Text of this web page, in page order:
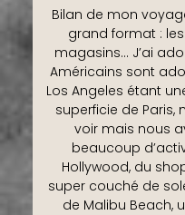
Bilan de mon voyage
grand format : les
magasins… J’ai
Américains sont
Los Angeles étant
superficie de Paris,
voir mais nous
beaucoup
Hollywood, du
super couché de
de Malibu Beach,